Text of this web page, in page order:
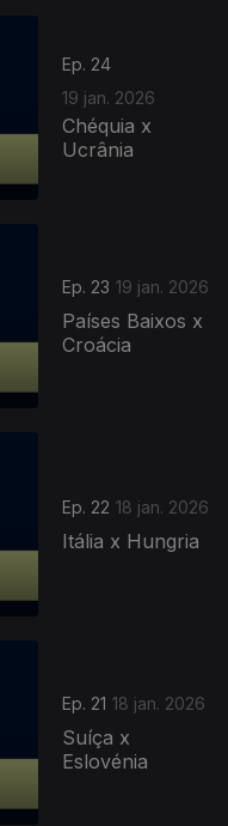
Ep. 24
19 jan. 2026
Chéquia x
Ucrânia
Ep. 23 19 jan. 2026
Países Baixos x
Croácia
Ep. 22 18 jan. 2026
Itália x Hungria
Ep. 21 18 jan. 2026
Suíça x
Eslovénia